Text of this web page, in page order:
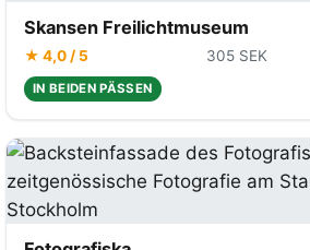
Skansen Freilichtmuseum
★ 4,0 / 5 305 SEK
IN BEIDEN PÄSSEN